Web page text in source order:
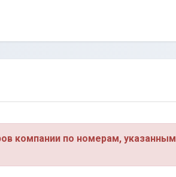
компании по номерам, указанным